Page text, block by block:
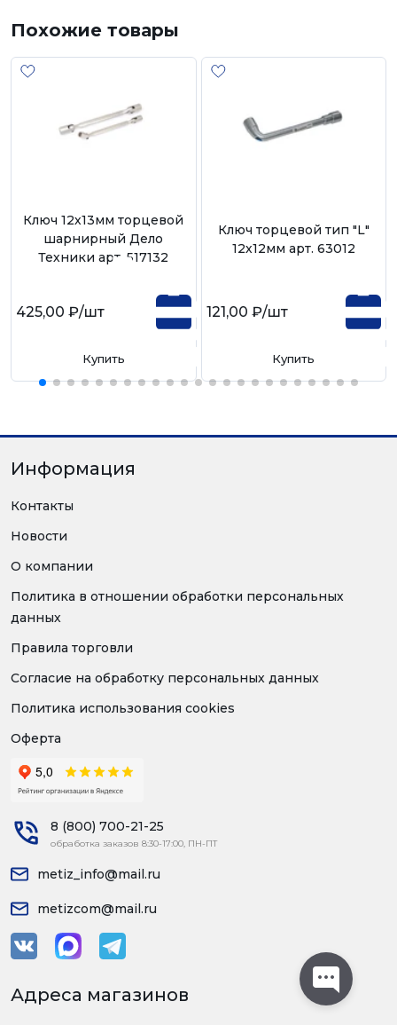
Похожие товары
Ключ 12х13мм торцевой
шарнирный Дело
Техники арт. 517132
425,00 ₽/шт
Купить
Ключ торцевой тип "L"
12х12мм арт. 63012
121,00 ₽/шт
Купить
Информация
Контакты
Новости
О компании
Политика в отношении обработки персональных
данных
Правила торговли
Согласие на обработку персональных данных
Политика использования cookies
Оферта
8 (800) 700-21-25
обработка заказов 8:30-17:00, ПН-ПТ
metiz_info@mail.ru
metizcom@mail.ru
Адреса магазинов